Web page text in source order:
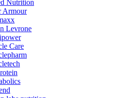
Nutrition
Armour
Levrone
Care